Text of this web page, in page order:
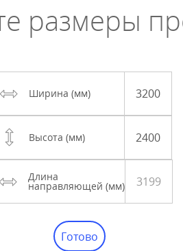
размеры
Ширина (мм)
Высота (мм)
Длина
направляющей (мм)
Готово